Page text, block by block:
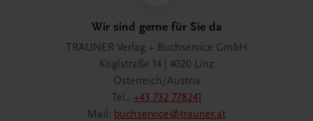
Wir sind gerne für Sie da
TRAUNER Verlag + Buchservice GmbH
Köglstraße 14 | 4020 Linz
Österreich/Austria
Tel.: +43 732 778241
Mail: buchservice@trauner.at